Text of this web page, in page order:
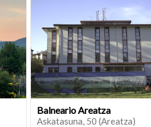
Balneario Areatza
Askatasuna, 50 (Areatza)